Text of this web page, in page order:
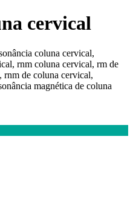
cervical
coluna cervical,
rnm coluna cervical, rm de
de coluna cervical,
magnética de coluna